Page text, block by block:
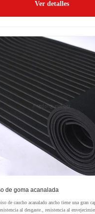
Ver detalles
de goma acanalada
de caucho acanalado ancho tiene una gran
al desgaste., resistencia al